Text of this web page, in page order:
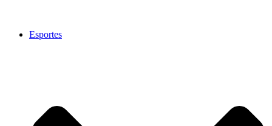
Esportes